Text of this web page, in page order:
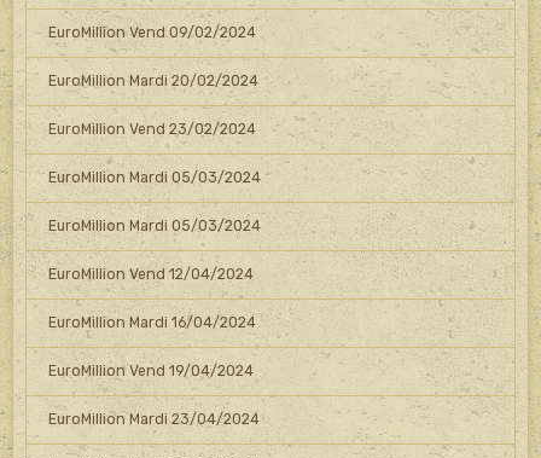
EuroMillion Vend 09/02/2024
EuroMillion Mardi 20/02/2024
EuroMillion Vend 23/02/2024
EuroMillion Mardi 05/03/2024
EuroMillion Mardi 05/03/2024
EuroMillion Vend 12/04/2024
EuroMillion Mardi 16/04/2024
EuroMillion Vend 19/04/2024
EuroMillion Mardi 23/04/2024